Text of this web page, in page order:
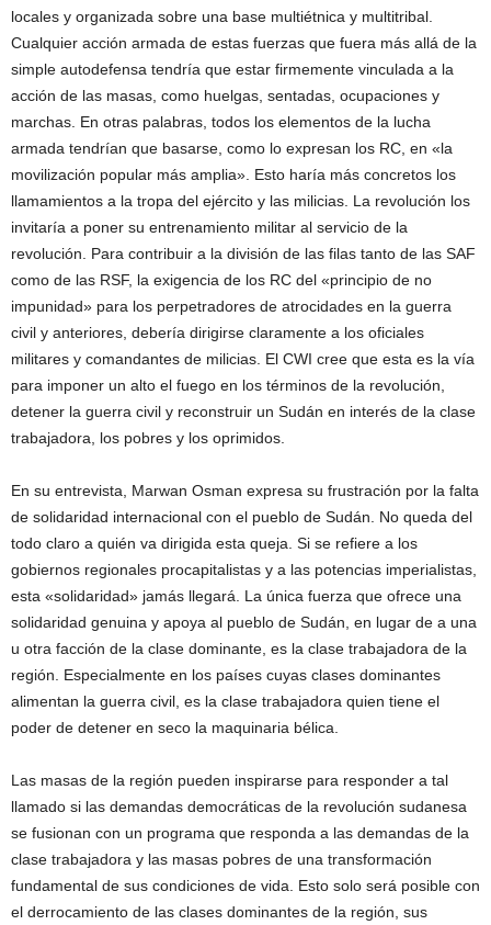
locales y organizada sobre una base multiétnica y multitribal.
Cualquier acción armada de estas fuerzas que fuera más allá de la
simple autodefensa tendría que estar firmemente vinculada a la
acción de las masas, como huelgas, sentadas, ocupaciones y
marchas. En otras palabras, todos los elementos de la lucha
armada tendrían que basarse, como lo expresan los RC, en «la
movilización popular más amplia». Esto haría más concretos los
llamamientos a la tropa del ejército y las milicias. La revolución los
invitaría a poner su entrenamiento militar al servicio de la
revolución. Para contribuir a la división de las filas tanto de las SAF
como de las RSF, la exigencia de los RC del «principio de no
impunidad» para los perpetradores de atrocidades en la guerra
civil y anteriores, debería dirigirse claramente a los oficiales
militares y comandantes de milicias. El CWI cree que esta es la vía
para imponer un alto el fuego en los términos de la revolución,
detener la guerra civil y reconstruir un Sudán en interés de la clase
trabajadora, los pobres y los oprimidos.
En su entrevista, Marwan Osman expresa su frustración por la falta
de solidaridad internacional con el pueblo de Sudán. No queda del
todo claro a quién va dirigida esta queja. Si se refiere a los
gobiernos regionales procapitalistas y a las potencias imperialistas,
esta «solidaridad» jamás llegará. La única fuerza que ofrece una
solidaridad genuina y apoya al pueblo de Sudán, en lugar de a una
u otra facción de la clase dominante, es la clase trabajadora de la
región. Especialmente en los países cuyas clases dominantes
alimentan la guerra civil, es la clase trabajadora quien tiene el
poder de detener en seco la maquinaria bélica.
Las masas de la región pueden inspirarse para responder a tal
llamado si las demandas democráticas de la revolución sudanesa
se fusionan con un programa que responda a las demandas de la
clase trabajadora y las masas pobres de una transformación
fundamental de sus condiciones de vida. Esto solo será posible con
el derrocamiento de las clases dominantes de la región, sus